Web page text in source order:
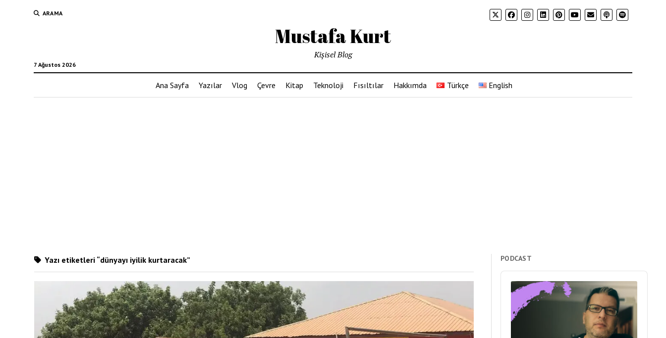
ARAMA
Mustafa Kurt
7 Ağustos 2026
Kişisel Blog
Ana Sayfa Yazılar Vlog Çevre Kitap Teknoloji Fısıltılar Hakkımda Türkçe English
Yazı etiketleri “dünyayı iyilik kurtaracak” PODCAST
Audio
Player